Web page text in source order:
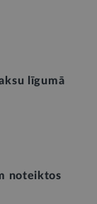
līgumā
noteiktos